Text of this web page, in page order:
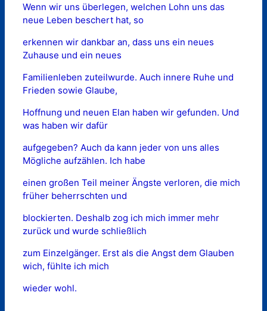
Wenn wir uns überlegen, welchen Lohn uns das
neue Leben beschert hat, so
erkennen wir dankbar an, dass uns ein neues
Zuhause und ein neues
Familienleben zuteilwurde. Auch innere Ruhe und
Frieden sowie Glaube,
Hoffnung und neuen Elan haben wir gefunden. Und
was haben wir dafür
aufgegeben? Auch da kann jeder von uns alles
Mögliche aufzählen. Ich habe
einen großen Teil meiner Ängste verloren, die mich
früher beherrschten und
blockierten. Deshalb zog ich mich immer mehr
zurück und wurde schließlich
zum Einzelgänger. Erst als die Angst dem Glauben
wich, fühlte ich mich
wieder wohl.